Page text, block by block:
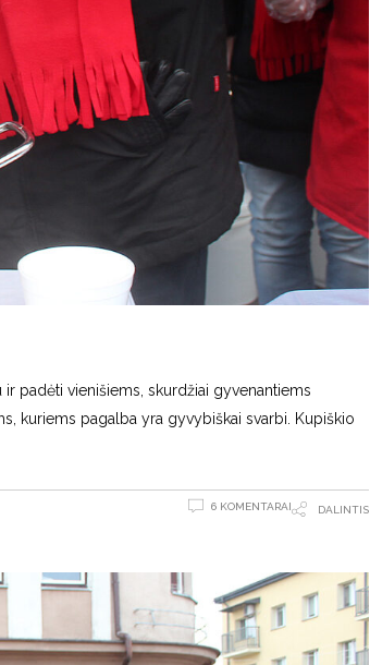
padėti vienišiems, skurdžiai gyvenantiems
kuriems pagalba yra gyvybiškai svarbi. Kupiškio
6 KOMENTARAI DALINTIS